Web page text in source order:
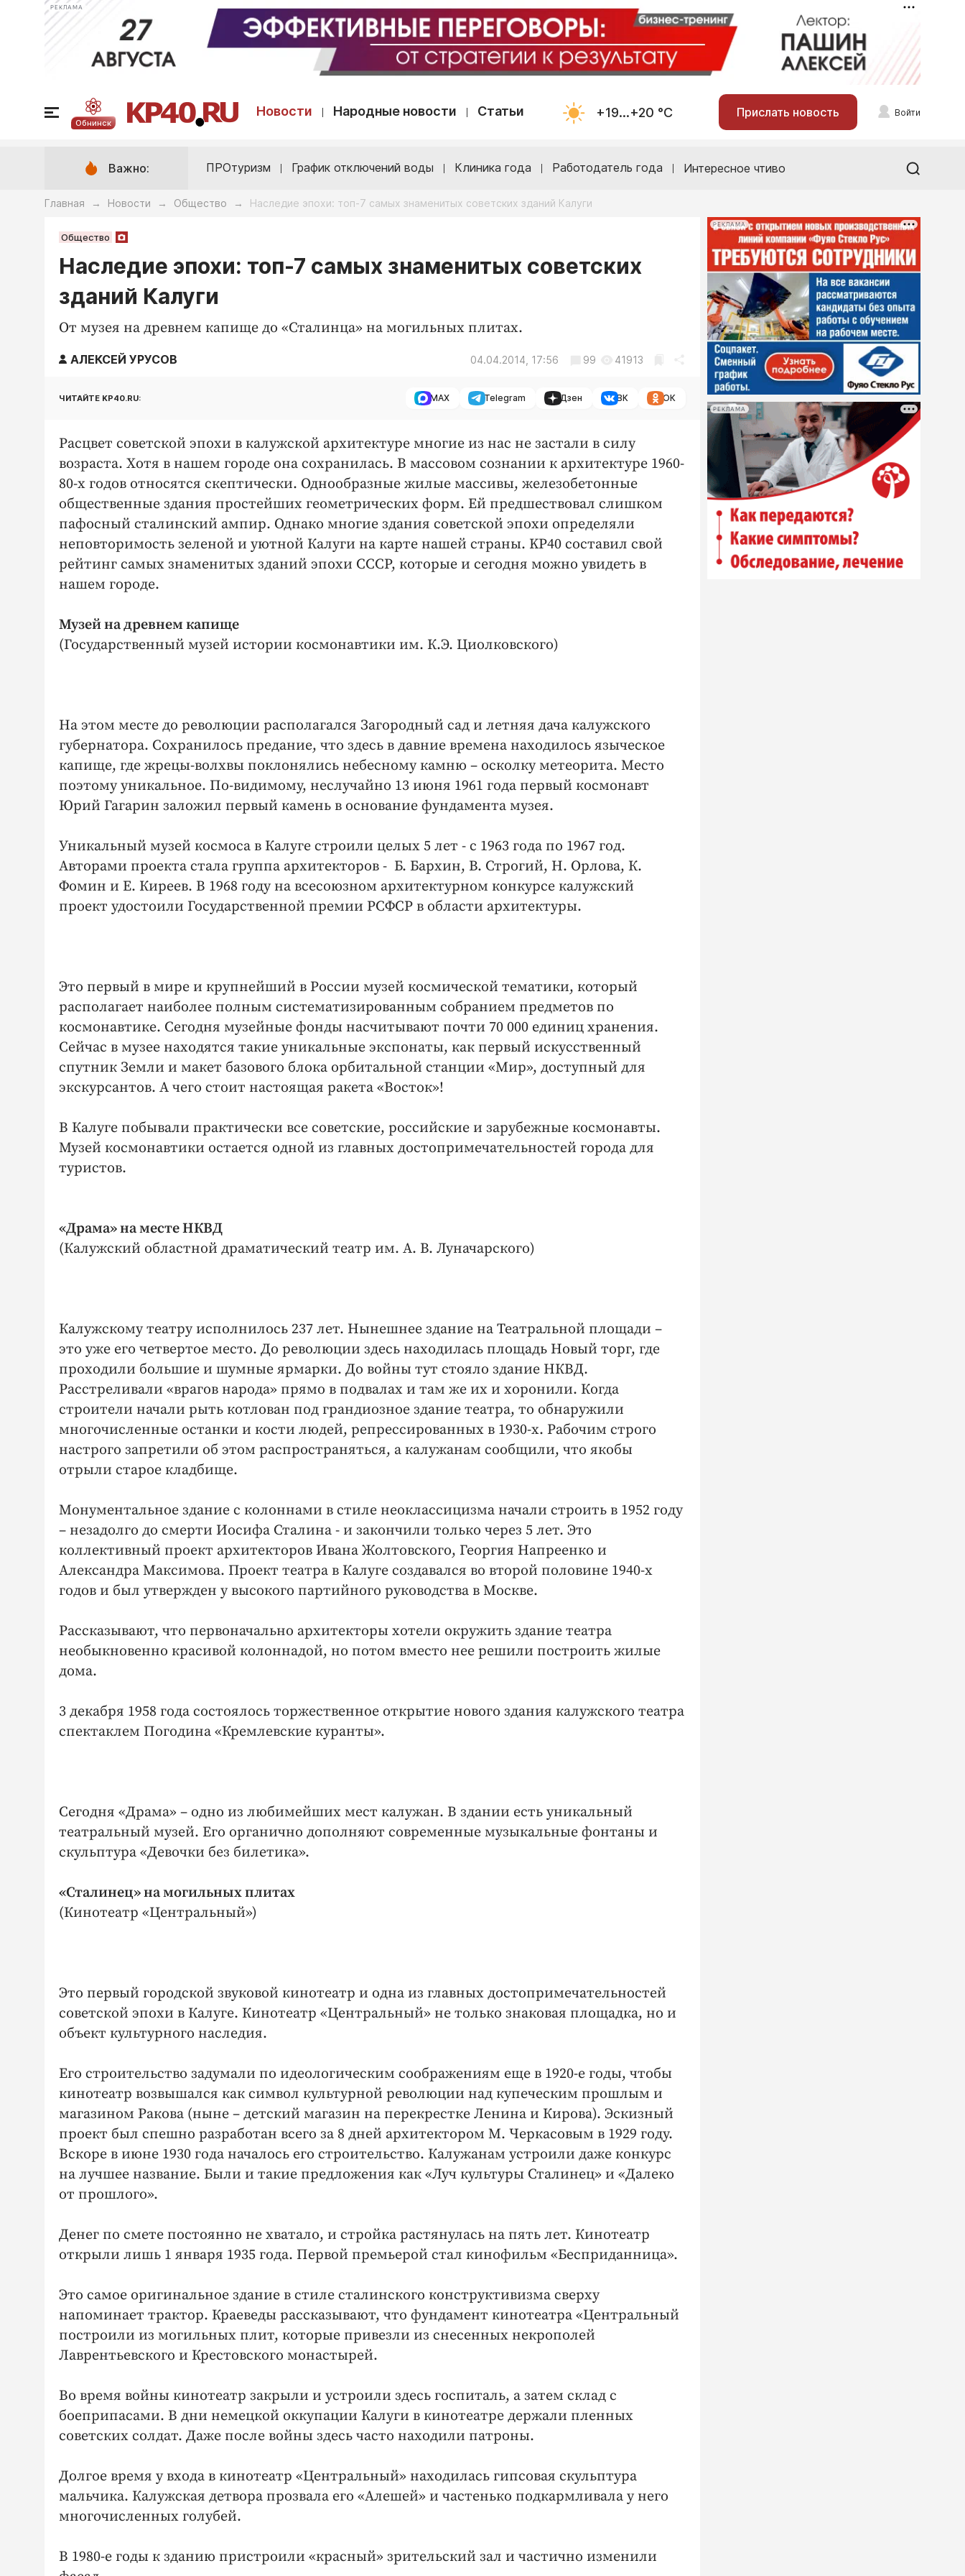
РЕКЛАМА
Обнинск
Новости Народные новости Статьи +19...+20 °С Прислать новость Войти
Важно: ПРОтуризм График отключений воды Клиника года Работодатель года Интересное чтиво
Главная → Новости → Общество → Наследие эпохи: топ-7 самых знаменитых советских зданий Калуги
Общество
Наследие эпохи: топ-7 самых знаменитых советских
зданий Калуги
От музея на древнем капище до «Сталинца» на могильных плитах.
АЛЕКСЕЙ УРУСОВ 04.04.2014, 17:56 99 41913
ЧИТАЙТЕ KP40.RU: MAX Telegram Дзен ВК ОК
Расцвет советской эпохи в калужской архитектуре многие из нас не застали в силу
возраста. Хотя в нашем городе она сохранилась. В массовом сознании к архитектуре 1960-
80-х годов относятся скептически. Однообразные жилые массивы, железобетонные
общественные здания простейших геометрических форм. Ей предшествовал слишком
пафосный сталинский ампир. Однако многие здания советской эпохи определяли
неповторимость зеленой и уютной Калуги на карте нашей страны. KP40 составил свой
рейтинг самых знаменитых зданий эпохи СССР, которые и сегодня можно увидеть в
нашем городе.
Музей на древнем капище
(Государственный музей истории космонавтики им. К.Э. Циолковского)
На этом месте до революции располагался Загородный сад и летняя дача калужского
губернатора. Сохранилось предание, что здесь в давние времена находилось языческое
капище, где жрецы-волхвы поклонялись небесному камню – осколку метеорита. Место
поэтому уникальное. По-видимому, неслучайно 13 июня 1961 года первый космонавт
Юрий Гагарин заложил первый камень в основание фундамента музея.
Уникальный музей космоса в Калуге строили целых 5 лет - с 1963 года по 1967 год.
Авторами проекта стала группа архитекторов - Б. Бархин, В. Строгий, Н. Орлова, К.
Фомин и Е. Киреев. В 1968 году на всесоюзном архитектурном конкурсе калужский
проект удостоили Государственной премии РСФСР в области архитектуры.
Это первый в мире и крупнейший в России музей космической тематики, который
располагает наиболее полным систематизированным собранием предметов по
космонавтике. Сегодня музейные фонды насчитывают почти 70 000 единиц хранения.
Сейчас в музее находятся такие уникальные экспонаты, как первый искусственный
спутник Земли и макет базового блока орбитальной станции «Мир», доступный для
экскурсантов. А чего стоит настоящая ракета «Восток»!
В Калуге побывали практически все советские, российские и зарубежные космонавты.
Музей космонавтики остается одной из главных достопримечательностей города для
туристов.
«Драма» на месте НКВД
(Калужский областной драматический театр им. А. В. Луначарского)
Калужскому театру исполнилось 237 лет. Нынешнее здание на Театральной площади –
это уже его четвертое место. До революции здесь находилась площадь Новый торг, где
проходили большие и шумные ярмарки. До войны тут стояло здание НКВД.
Расстреливали «врагов народа» прямо в подвалах и там же их и хоронили. Когда
строители начали рыть котлован под грандиозное здание театра, то обнаружили
многочисленные останки и кости людей, репрессированных в 1930-х. Рабочим строго
настрого запретили об этом распространяться, а калужанам сообщили, что якобы
отрыли старое кладбище.
Монументальное здание с колоннами в стиле неоклассицизма начали строить в 1952 году
– незадолго до смерти Иосифа Сталина - и закончили только через 5 лет. Это
коллективный проект архитекторов Ивана Жолтовского, Георгия Напреенко и
Александра Максимова. Проект театра в Калуге создавался во второй половине 1940-х
годов и был утвержден у высокого партийного руководства в Москве.
Рассказывают, что первоначально архитекторы хотели окружить здание театра
необыкновенно красивой колоннадой, но потом вместо нее решили построить жилые
дома.
3 декабря 1958 года состоялось торжественное открытие нового здания калужского театра
спектаклем Погодина «Кремлевские куранты».
Сегодня «Драма» – одно из любимейших мест калужан. В здании есть уникальный
театральный музей. Его органично дополняют современные музыкальные фонтаны и
скульптура «Девочки без билетика».
«Сталинец» на могильных плитах
(Кинотеатр «Центральный»)
Это первый городской звуковой кинотеатр и одна из главных достопримечательностей
советской эпохи в Калуге. Кинотеатр «Центральный» не только знаковая площадка, но и
объект культурного наследия.
Его строительство задумали по идеологическим соображениям еще в 1920-е годы, чтобы
кинотеатр возвышался как символ культурной революции над купеческим прошлым и
магазином Ракова (ныне – детский магазин на перекрестке Ленина и Кирова). Эскизный
проект был спешно разработан всего за 8 дней архитектором М. Черкасовым в 1929 году.
Вскоре в июне 1930 года началось его строительство. Калужанам устроили даже конкурс
на лучшее название. Были и такие предложения как «Луч культуры Сталинец» и «Далеко
от прошлого».
Денег по смете постоянно не хватало, и стройка растянулась на пять лет. Кинотеатр
открыли лишь 1 января 1935 года. Первой премьерой стал кинофильм «Бесприданница».
Это самое оригинальное здание в стиле сталинского конструктивизма сверху
напоминает трактор. Краеведы рассказывают, что фундамент кинотеатра «Центральный
построили из могильных плит, которые привезли из снесенных некрополей
Лаврентьевского и Крестовского монастырей.
Во время войны кинотеатр закрыли и устроили здесь госпиталь, а затем склад с
боеприпасами. В дни немецкой оккупации Калуги в кинотеатре держали пленных
советских солдат. Даже после войны здесь часто находили патроны.
Долгое время у входа в кинотеатр «Центральный» находилась гипсовая скульптура
мальчика. Калужская детвора прозвала его «Алешей» и частенько подкармливала у него
многочисленных голубей.
В 1980-е годы к зданию пристроили «красный» зрительский зал и частично изменили
РЕКЛАМА
РЕКЛАМА